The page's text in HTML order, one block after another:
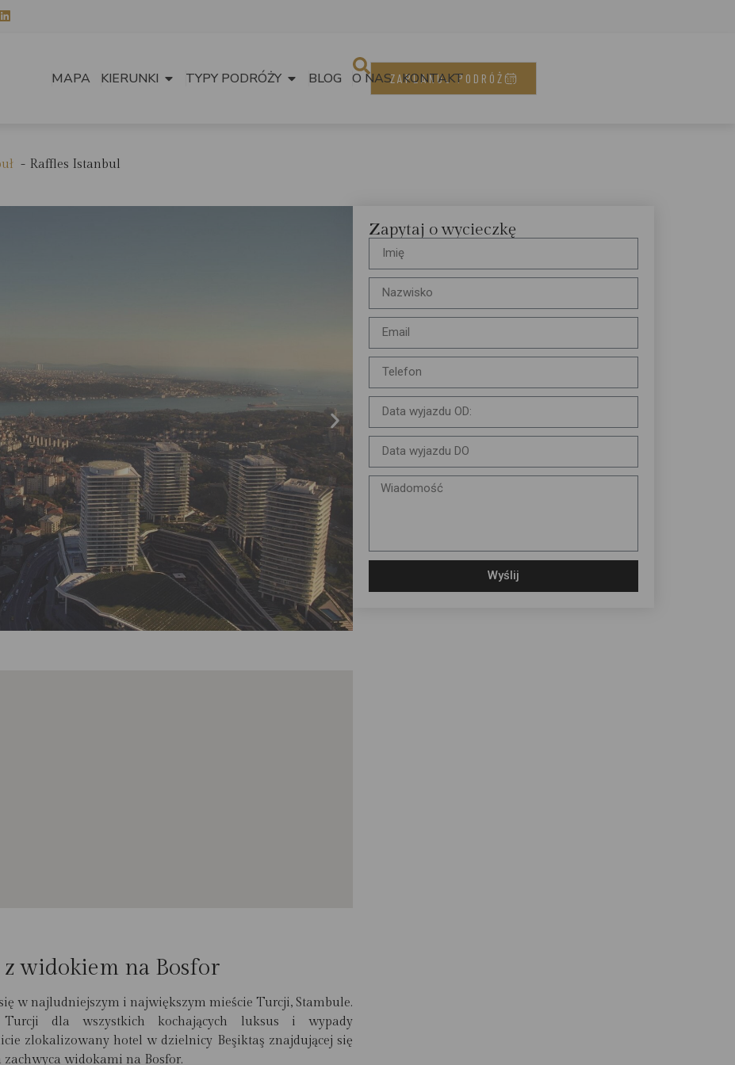
MAPA KIERUNKI TYPY PODRÓŻY BLOG O NAS KONTAKT
ZAPLANUJ PODRÓŻ
Raffles Istanbul
widokiem na Bosfor
w najludniejszym i największym mieście Turcji, Stambule.
dla wszystkich kochających luksus i wypady
zlokalizowany hotel w dzielnicy Beşiktaş znajdującej się
widokami na Bosfor.
Zapytaj o wycieczkę
Wyślij